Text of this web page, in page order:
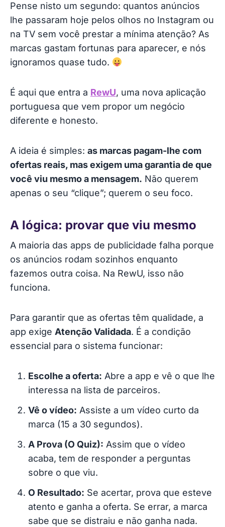
Pense nisto um segundo: quantos anúncios
lhe passaram hoje pelos olhos no Instagram ou
na TV sem você prestar a mínima atenção? As
marcas gastam fortunas para aparecer, e nós
ignoramos quase tudo.
É aqui que entra a RewU, uma nova aplicação
portuguesa que vem propor um negócio
diferente e honesto.
A ideia é simples: as marcas pagam-lhe com
ofertas reais, mas exigem uma garantia de que
você viu mesmo a mensagem. Não querem
apenas o seu “clique”; querem o seu foco.
A lógica: provar que viu mesmo
A maioria das apps de publicidade falha porque
os anúncios rodam sozinhos enquanto
fazemos outra coisa. Na RewU, isso não
funciona.
Para garantir que as ofertas têm qualidade, a
app exige Atenção Validada. É a condição
essencial para o sistema funcionar:
Escolhe a oferta: Abre a app e vê o que lhe
interessa na lista de parceiros.
Vê o vídeo: Assiste a um vídeo curto da
marca (15 a 30 segundos).
A Prova (O Quiz): Assim que o vídeo
acaba, tem de responder a perguntas
sobre o que viu.
O Resultado: Se acertar, prova que esteve
atento e ganha a oferta. Se errar, a marca
sabe que se distraiu e não ganha nada.